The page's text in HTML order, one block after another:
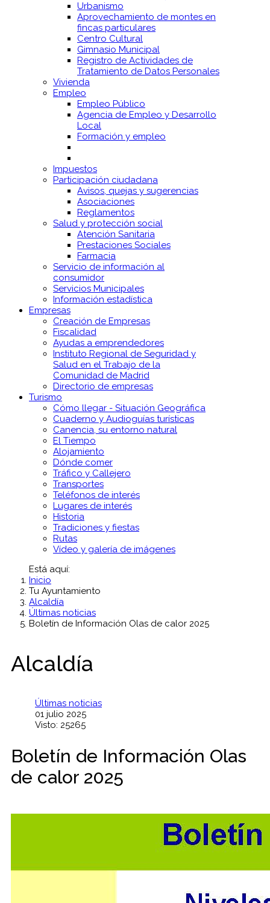
Urbanismo
Aprovechamiento de montes en
fincas particulares
Centro Cultural
Gimnasio Municipal
Registro de Actividades de
Tratamiento de Datos Personales
Vivienda
Empleo
Empleo Público
Agencia de Empleo y Desarrollo
Local
Formación y empleo
Impuestos
Participación ciudadana
Avisos, quejas y sugerencias
Asociaciones
Reglamentos
Salud y protección social
Atención Sanitaria
Prestaciones Sociales
Farmacia
Servicio de información al
consumidor
Servicios Municipales
Información estadística
Empresas
Creación de Empresas
Fiscalidad
Ayudas a emprendedores
Instituto Regional de Seguridad y
Salud en el Trabajo de la
Comunidad de Madrid
Directorio de empresas
Turismo
Cómo llegar - Situación Geográfica
Cuaderno y Audioguías turísticas
Canencia, su entorno natural
El Tiempo
Alojamiento
Dónde comer
Tráfico y Callejero
Transportes
Teléfonos de interés
Lugares de interés
Historia
Tradiciones y fiestas
Rutas
Vídeo y galería de imágenes
Está aquí:
Inicio
Tu Ayuntamiento
Alcaldía
Últimas noticias
Boletín de Información Olas de calor 2025
Alcaldía
Últimas noticias
01 julio 2025
Visto: 25265
Boletín de Información Olas
de calor 2025